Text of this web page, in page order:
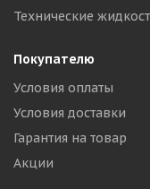
Технические
Покупателю
Условия оплаты
Условия доставки
Гарантия на товар
Акции